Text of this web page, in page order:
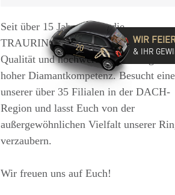
Seit über 15 Jahren steht die
TRAURINGSCHMIEDE für exzellente
Qualität und hochwertige Beratung mit
hoher Diamantkompetenz. Besucht eine
unserer über 35 Filialen in der DACH-
Region und lasst Euch von der
außergewöhnlichen Vielfalt unserer
verzaubern.
Wir freuen uns auf Euch!
WIR
& IHR